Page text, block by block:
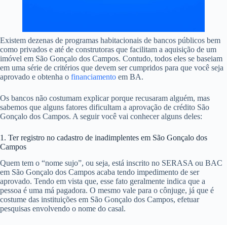
Existem dezenas de programas habitacionais de bancos públicos bem
como privados e até de construtoras que facilitam a aquisição de um
imóvel em São Gonçalo dos Campos. Contudo, todos eles se baseiam
em uma série de critérios que devem ser cumpridos para que você seja
aprovado e obtenha o financiamento em BA.
Os bancos não costumam explicar porque recusaram alguém, mas
sabemos que alguns fatores dificultam a aprovação de crédito São
Gonçalo dos Campos. A seguir você vai conhecer alguns deles:
1. Ter registro no cadastro de inadimplentes em São Gonçalo dos
Campos
Quem tem o “nome sujo”, ou seja, está inscrito no SERASA ou BAC
em São Gonçalo dos Campos acaba tendo impedimento de ser
aprovado. Tendo em vista que, esse fato geralmente indica que a
pessoa é uma má pagadora. O mesmo vale para o cônjuge, já que é
costume das instituições em São Gonçalo dos Campos, efetuar
pesquisas envolvendo o nome do casal.